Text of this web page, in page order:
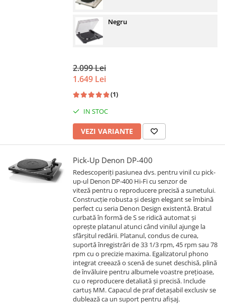
Negru
2.099 Lei
1.649 Lei
(1)
IN STOC
VEZI VARIANTE
Pick-Up Denon DP-400
Redescoperiți pasiunea dvs. pentru vinil cu pick-
up-ul Denon DP-400 Hi-Fi cu senzor de
viteză pentru o reproducere precisă a sunetului.
Construcție robusta și design elegant se îmbină
perfect cu seria Denon Design existentă. Bratul
curbată în formă de S se ridică automat și
oprește platanul atunci când vinilul ajunge la
sfârșitul redării. Platanul, condus de curea,
suportă înregistrări de 33 1/3 rpm, 45 rpm sau 78
rpm cu o precizie maxima. Egalizatorul phono
integrat creează o scenă de sunet deschisă, plină
de învăluire pentru albumele voastre prețioase,
cu o reproducere detaliată și precisă. Include
cartuș MM. Capacul de praf detașabil exclusiv se
dublează ca un suport pentru afișaj.